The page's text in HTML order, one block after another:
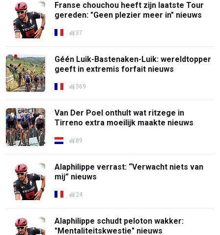
Franse chouchou heeft zijn laatste Tour
gereden: "Geen plezier meer in" nieuws
37
Géén Luik-Bastenaken-Luik: wereldtopper
geeft in extremis forfait nieuws
369
Van Der Poel onthult wat ritzege in
Tirreno extra moeilijk maakte nieuws
89
Alaphilippe verrast: “Verwacht niets van
mij” nieuws
24
Alaphilippe schudt peloton wakker:
"Mentaliteitskwestie" nieuws